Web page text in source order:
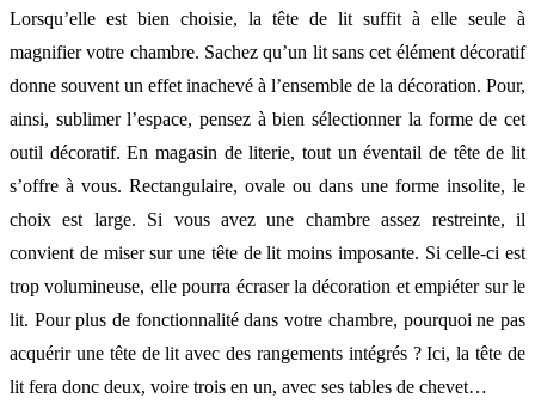
Lorsqu’elle est bien choisie, la tête de lit suffit à elle seule à
magnifier votre chambre. Sachez qu’un lit sans cet élément décoratif
donne souvent un effet inachevé à l’ensemble de la décoration. Pour,
ainsi, sublimer l’espace, pensez à bien sélectionner la forme de cet
outil décoratif. En magasin de literie, tout un éventail de tête de lit
s’offre à vous. Rectangulaire, ovale ou dans une forme insolite, le
choix est large. Si vous avez une chambre assez restreinte, il
convient de miser sur une tête de lit moins imposante. Si celle-ci est
trop volumineuse, elle pourra écraser la décoration et empiéter sur le
lit. Pour plus de fonctionnalité dans votre chambre, pourquoi ne pas
acquérir une tête de lit avec des rangements intégrés ? Ici, la tête de
lit fera donc deux, voire trois en un, avec ses tables de chevet…